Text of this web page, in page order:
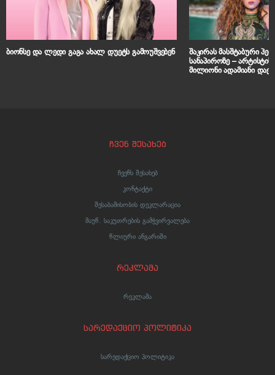
ბიონსე და ლედი გაგა ახალ დუეტს გამოუშვებენ
შაკირას მასშტაბური
სანაპიროზე –
მილიონი ადამიანი
ჩვენ შესახებ
ჩვენს შესახებ
კონტაქტი
შესაბამისობის დეკლარაცია
მაუწ. საკუთრების გამჭვირვალება
წლიური ანგარიში
რეკლამა
რეკლამა
სარედაქციო პოლიტიკა
სარედაქციო პოლიტიკა